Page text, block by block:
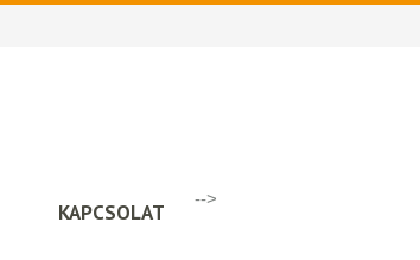
-->
KAPCSOLAT